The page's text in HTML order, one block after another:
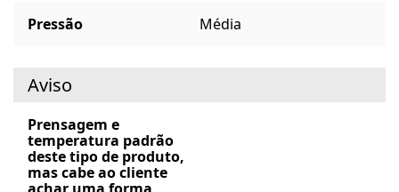
Pressão Média
Aviso
Prensagem e
temperatura padrão
deste tipo de produto,
mas cabe ao cliente
achar uma forma